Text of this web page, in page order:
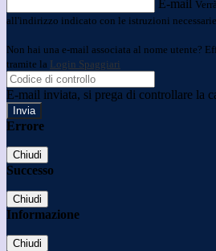
E-mail
all'indirizzo indicato con le istruzioni
Non hai una e-mail associata al nome utente?
tramite la Login Spaggiari
E-mail inviata, si prega di controllare la
Errore
Chiudi
Successo
Chiudi
Informazione
Chiudi